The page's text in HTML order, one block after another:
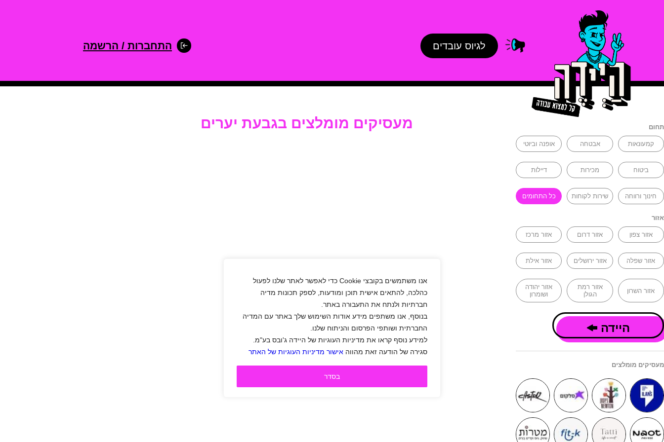
אנו משתמשים בקובצי Cookie כדי לאפשר לאתר שלנו לפעול
כהלכה, להתאים אישית תוכן ומודעות, לספק תכונות מדיה
חברתיות ולנתח את התעבורה באתר.
בנוסף, אנו משתפים מידע אודות השימוש שלך באתר עם המדיה
החברתית ושותפי הפרסום והניתוח שלנו.
למידע נוסף קראו את מדיניות העוגיות של היידה ג'ובס בע"מ.
סגירה של הודעה זאת מהווה אישור מדיניות העוגיות של האתר
בסדר
לגיוס עובדים התחברות / הרשמה
תחום
קמעונאות אבטחה אופנה וביוטי
ביטוח מכירות דיילות
חינוך ורווחה שירות לקוחות כל התחומים
אזור
אזור צפון אזור דרום אזור מרכז
אזור שפלה אזור ירושלים אזור אילת
אזור השרון
אזור רמת
הגולן
אזור יהודה
ושומרון
היידה
מעסיקים מומלצים
מעסיקים מומלצים בגבעת יערים